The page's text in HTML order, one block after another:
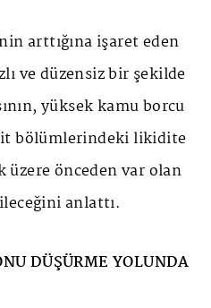
arttığına işaret eden
ve düzensiz bir şekilde
yüksek kamu borcu
bölümlerindeki likidite
önceden var olan
anlattı.
DÜŞÜRME YOLUNDA